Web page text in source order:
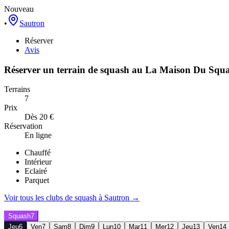
Nouveau
•
Sautron
Réserver
Avis
Réserver un terrain de squash au La Maison Du
Terrains
7
Prix
Dès 20 €
Réservation
En ligne
Chauffé
Intérieur
Eclairé
Parquet
Voir tous les clubs de squash à Sautron →
Squash7
Jeu6 Ven7 Sam8 Dim9 Lun10 Mar11 Mer12 Jeu13 Ven14